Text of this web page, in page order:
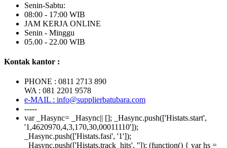
Senin-Sabtu:
08:00 - 17:00 WIB
JAM KERJA ONLINE
Senin - Minggu
05.00 - 22.00 WIB
Kontak kantor :
PHONE : 0811 2713 890
WA : 081 2201 9578
e-MAIL : info@supplierbatubara.com
-----
var _Hasync= _Hasync|| []; _Hasync.push(['Histats.start',
'1,4620970,4,3,170,30,00011110']);
_Hasync.push(['Histats.fasi', '1']);
_Hasync.push(['Histats.track_hits', '']); (function() { var hs =